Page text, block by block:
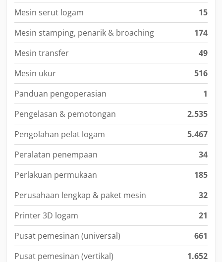
Mesin serut logam
15
Mesin stamping, penarik & broaching
174
Mesin transfer
49
Mesin ukur
516
Panduan pengoperasian
1
Pengelasan & pemotongan
2.535
Pengolahan pelat logam
5.467
Peralatan penempaan
34
Perlakuan permukaan
185
Perusahaan lengkap & paket mesin
32
Printer 3D logam
21
Pusat pemesinan (universal)
661
Pusat pemesinan (vertikal)
1.652